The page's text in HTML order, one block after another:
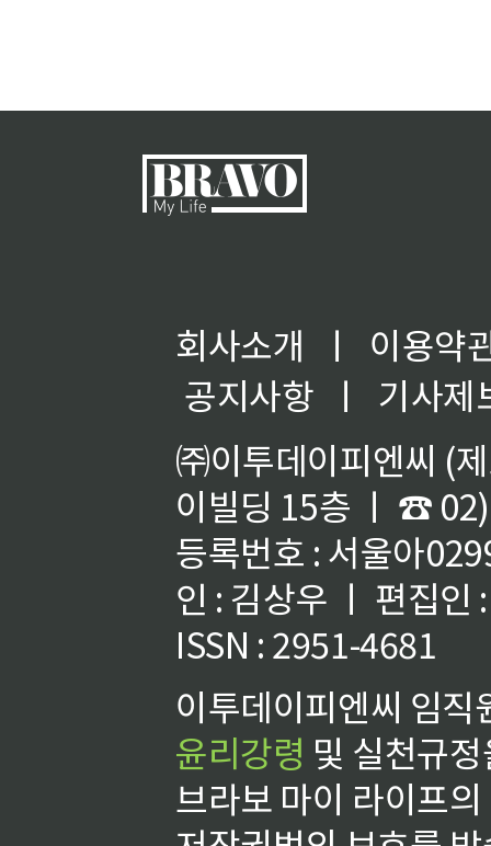
회사소개 ㅣ
이용약
공지사항
ㅣ
기사제
㈜이투데이피엔씨 (
이빌딩 15층 ㅣ ☎
등록번호 : 서울아
인 : 김상우 ㅣ 편집인
ISSN : 2951-4681
이투데이피엔씨 임
윤리강령 및 실천규
브라보 마이 라이프